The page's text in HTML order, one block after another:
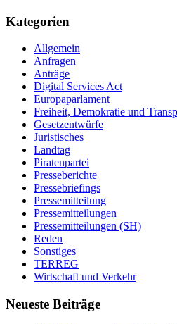
Kategorien
Allgemein
Anfragen
Anträge
Digital Services Act
Europaparlament
Freiheit, Demokratie und
Gesetzentwürfe
Juristisches
Landtag
Piratenpartei
Presseberichte
Pressebriefings
Pressemitteilung
Pressemitteilungen
Pressemitteilungen (SH)
Reden
Sonstiges
TERREG
Wirtschaft und Verkehr
Neueste Beiträge